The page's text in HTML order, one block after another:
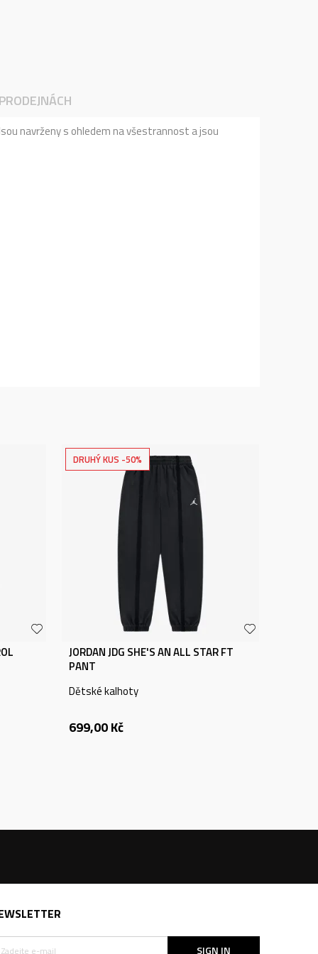
navrženy s ohledem na všestrannost a jsou
DRUHÝ KUS -50%
JORDAN JDG SHE'S AN ALL STAR FT
PANT
Dětské kalhoty
699,00Kč
SIGN IN